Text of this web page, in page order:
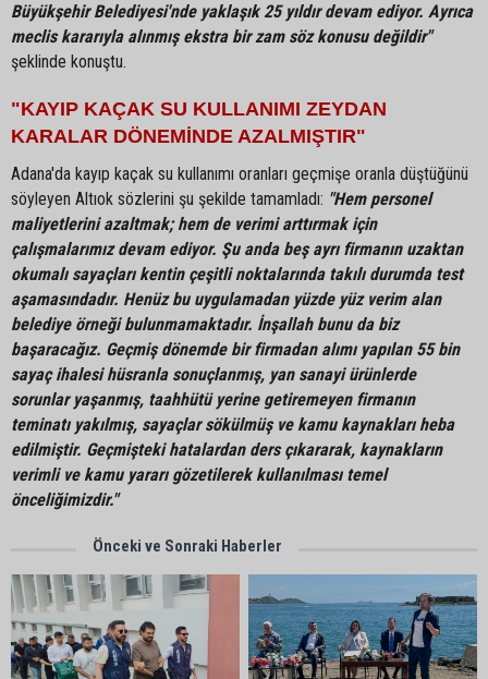
Büyükşehir Belediyesi'nde yaklaşık 25 yıldır devam ediyor. Ayrıca
meclis kararıyla alınmış ekstra bir zam söz konusu değildir"
şeklinde konuştu.
"KAYIP KAÇAK SU KULLANIMI ZEYDAN
KARALAR DÖNEMİNDE AZALMIŞTIR"
Adana'da kayıp kaçak su kullanımı oranları geçmişe oranla düştüğünü
söyleyen Altıok sözlerini şu şekilde tamamladı: "Hem personel
maliyetlerini azaltmak; hem de verimi arttırmak için
çalışmalarımız devam ediyor. Şu anda beş ayrı firmanın uzaktan
okumalı sayaçları kentin çeşitli noktalarında takılı durumda test
aşamasındadır. Henüz bu uygulamadan yüzde yüz verim alan
belediye örneği bulunmamaktadır. İnşallah bunu da biz
başaracağız. Geçmiş dönemde bir firmadan alımı yapılan 55 bin
sayaç ihalesi hüsranla sonuçlanmış, yan sanayi ürünlerde
sorunlar yaşanmış, taahhütü yerine getiremeyen firmanın
teminatı yakılmış, sayaçlar sökülmüş ve kamu kaynakları heba
edilmiştir. Geçmişteki hatalardan ders çıkararak, kaynakların
verimli ve kamu yararı gözetilerek kullanılması temel
önceliğimizdir."
Önceki ve Sonraki Haberler